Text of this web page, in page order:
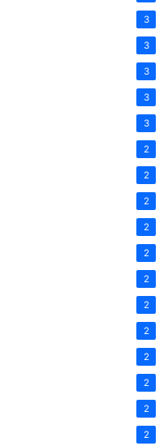
3
3
3
3
3
2
2
2
2
2
2
2
2
2
2
2
2